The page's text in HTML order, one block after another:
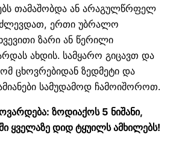
თამაშობდა ან არაგულწრფელ
ერთი უბრალო
ზარი ან წერილი
ახდის. სამყარო გიცავთ და
ცხოვრებიდან ზედმეტი და
სამუდამოდ ჩამოიშოროთ.
ზოდიაქოს 5 ნიშანი,
ყველაზე დიდ ტყუილს ამხილებს!